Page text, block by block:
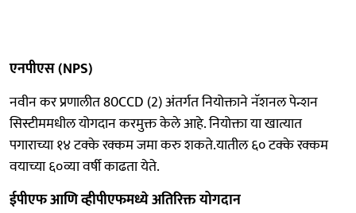
एनपीएस (NPS)
नवीन कर प्रणालीत 80CCD (2) अंतर्गत नियोक्ताने नॅशनल पेन्शन
सिस्टीममधील योगदान करमुक्त केले आहे. नियोक्ता या खात्यात
पगाराच्या १४ टक्के रक्कम जमा करु शकते.यातील ६० टक्के रक्कम
वयाच्या ६०व्या वर्षी काढता येते.
ईपीएफ आणि व्हीपीएफमध्ये अतिरिक्त योगदान